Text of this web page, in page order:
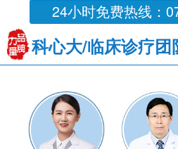
24小时免费热线：
科心大/临床诊疗团